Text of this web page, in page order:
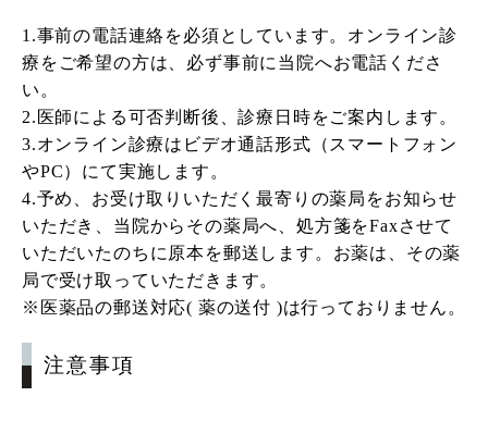
1.事前の電話連絡を必須としています。オンライン診
療をご希望の方は、必ず事前に当院へお電話くださ
い。
2.医師による可否判断後、診療日時をご案内します。
3.オンライン診療はビデオ通話形式（スマートフォン
やPC）にて実施します。
4.予め、お受け取りいただく最寄りの薬局をお知らせ
いただき、当院からその薬局へ、処方箋をFaxさせて
いただいたのちに原本を郵送します。お薬は、その薬
局で受け取っていただきます。
※医薬品の郵送対応( 薬の送付 )は行っておりません。
注意事項